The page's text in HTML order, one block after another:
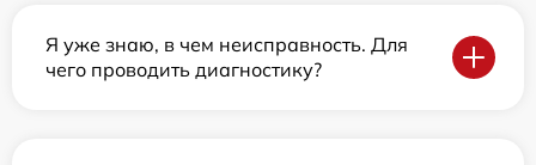
Я уже знаю, в чем неисправность. Для
чего проводить диагностику?